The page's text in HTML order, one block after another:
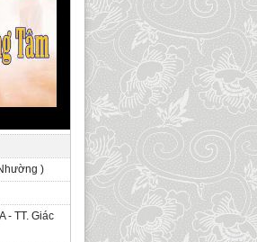
)
- TT. Giác